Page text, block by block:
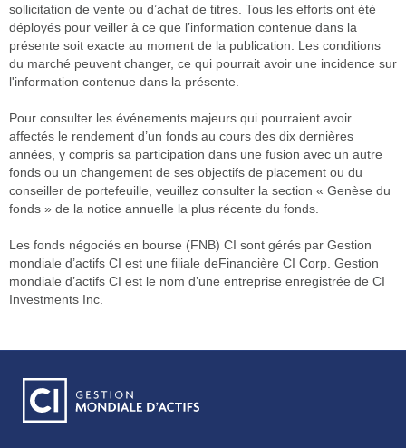
sollicitation de vente ou d’achat de titres. Tous les efforts ont été
déployés pour veiller à ce que l’information contenue dans la
présente soit exacte au moment de la publication. Les conditions
du marché peuvent changer, ce qui pourrait avoir une incidence sur
l'information contenue dans la présente.
Pour consulter les événements majeurs qui pourraient avoir
affectés le rendement d’un fonds au cours des dix dernières
années, y compris sa participation dans une fusion avec un autre
fonds ou un changement de ses objectifs de placement ou du
conseiller de portefeuille, veuillez consulter la section « Genèse du
fonds » de la notice annuelle la plus récente du fonds.
Les fonds négociés en bourse (FNB) CI sont gérés par Gestion
mondiale d’actifs CI est une filiale deFinancière CI Corp. Gestion
mondiale d’actifs CI est le nom d’une entreprise enregistrée de CI
Investments Inc.